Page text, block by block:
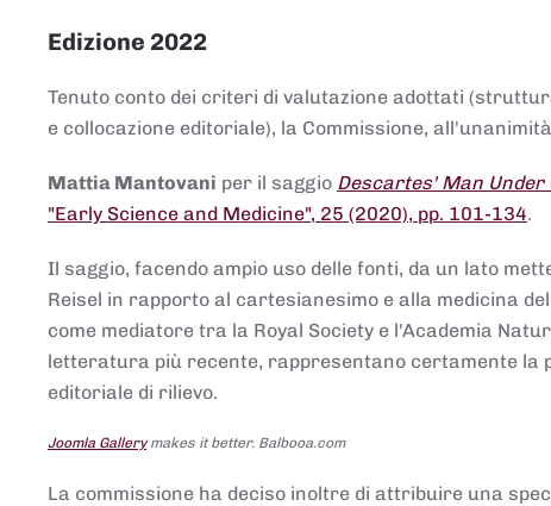
Edizione 2022
Tenuto conto dei criteri di valutazione adottati
e collocazione editoriale), la Commissione,
Mattia Mantovani per il saggio Descartes' Man Under
"Early Science and Medicine", 25 (2020), pp. 101-134.
Il saggio, facendo ampio uso delle fonti, da un lato
Reisel in rapporto al cartesianesimo e alla medicina
come mediatore tra la Royal Society e l'Academia
letteratura più recente, rappresentano certamente la
editoriale di rilievo.
Joomla Gallerymakes it better. Balbooa.com
La commissione ha deciso inoltre di attribuire una